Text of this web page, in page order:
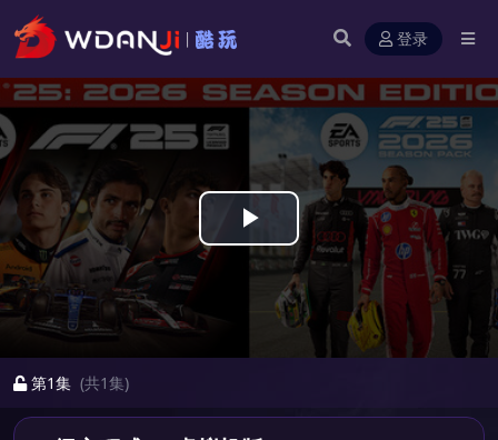
登录
Play
Video
第1集 (共1集)